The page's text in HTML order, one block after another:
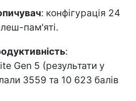
: конфігурація 24
пам'яті.
:
Gen 5 (результати у
3559 та 10 623 балів